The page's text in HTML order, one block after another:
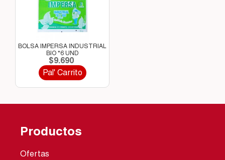
BOLSA IMPERSA INDUSTRIAL
BIO *6 UND
$9.690
Pal' Carrito
Productos
Ofertas